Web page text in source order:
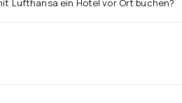
Lufthansa ein Hotel vor Ort buchen?